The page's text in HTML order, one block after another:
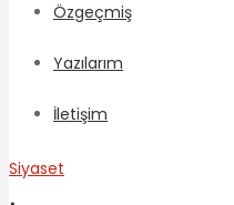
Özgeçmiş
Yazılarım
İletişim
Siyaset